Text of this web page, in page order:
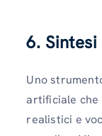
6. Sintesi
Uno
artificiale che
realistici e